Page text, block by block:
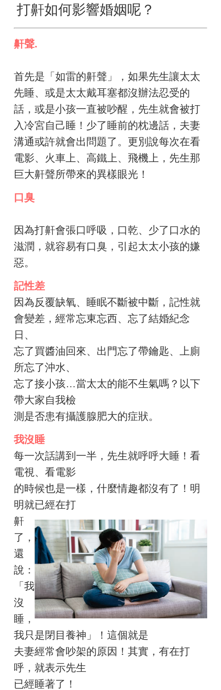
打鼾如何影響婚姻呢？
鼾聲.
首先是「如雷的鼾聲」，如果先生讓太太
先睡、或是太太戴耳塞都沒辦法忍受的
話，或是小孩一直被吵醒，先生就會被打
入冷宮自己睡！少了睡前的枕邊話，夫妻
溝通或許就會出問題了。更別說每次在看
電影、火車上、高鐵上、飛機上，先生那
巨大鼾聲所帶來的異樣眼光！
口臭
因為打鼾會張口呼吸，口乾、少了口水的
滋潤，就容易有口臭，引起太太小孩的嫌
惡。
記性差
因為反覆缺氧、睡眠不斷被中斷，記性就
會變差，經常忘東忘西、忘了結婚紀念
日、
忘了買醬油回來、出門忘了帶鑰匙、上廁
所忘了沖水、
忘了接小孩…當太太的能不生氣嗎？以下
帶大家自我檢
測是否患有攝護腺肥大的症狀。
我沒睡
每一次話講到一半，先生就呼呼大睡！看
電視、看電影
的時候也是一樣，什麼情趣都沒有了！明
明就已經在打
鼾
了，
還
說：
「我
沒
睡，
我只是閉目養神」！這個就是
夫妻經常會吵架的原因！其實，有在打
呼，就表示先生
已經睡著了！